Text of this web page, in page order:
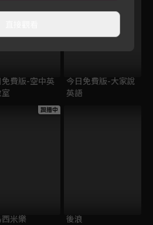
免費版-空中英
今日免費版-大家說
英語
跟播中
米樂 後浪